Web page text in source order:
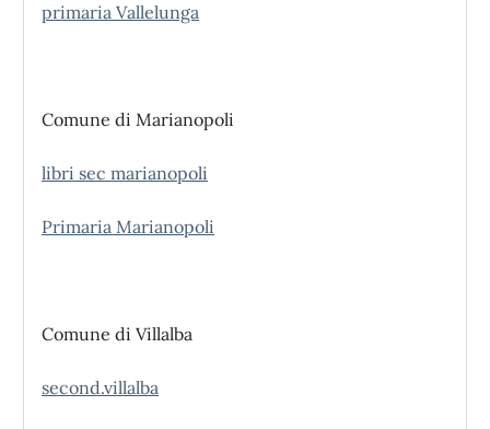
primaria Vallelunga
Comune di Marianopoli
libri sec marianopoli
Primaria Marianopoli
Comune di Villalba
second.villalba